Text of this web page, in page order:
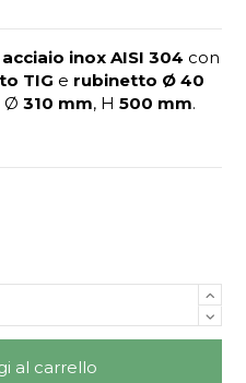
acciaio inox AISI 304 con
TIG e rubinetto Ø 40
Ø310 mm, H500 mm.
al carrello